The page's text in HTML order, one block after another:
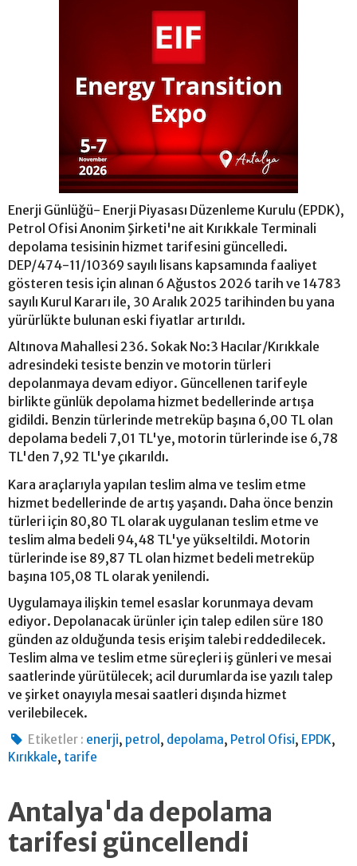
Enerji Günlüğü- Enerji Piyasası Düzenleme Kurulu (EPDK),
Petrol Ofisi Anonim Şirketi'ne ait Kırıkkale Terminali
depolama tesisinin hizmet tarifesini güncelledi.
DEP/474-11/10369 sayılı lisans kapsamında faaliyet
gösteren tesis için alınan 6 Ağustos 2026 tarih ve 14783
sayılı Kurul Kararı ile, 30 Aralık 2025 tarihinden bu yana
yürürlükte bulunan eski fiyatlar artırıldı.
Altınova Mahallesi 236. Sokak No:3 Hacılar/Kırıkkale
adresindeki tesiste benzin ve motorin türleri
depolanmaya devam ediyor. Güncellenen tarifeyle
birlikte günlük depolama hizmet bedellerinde artışa
gidildi. Benzin türlerinde metreküp başına 6,00 TL olan
depolama bedeli 7,01 TL'ye, motorin türlerinde ise 6,78
TL'den 7,92 TL'ye çıkarıldı.
Kara araçlarıyla yapılan teslim alma ve teslim etme
hizmet bedellerinde de artış yaşandı. Daha önce benzin
türleri için 80,80 TL olarak uygulanan teslim etme ve
teslim alma bedeli 94,48 TL'ye yükseltildi. Motorin
türlerinde ise 89,87 TL olan hizmet bedeli metreküp
başına 105,08 TL olarak yenilendi.
Uygulamaya ilişkin temel esaslar korunmaya devam
ediyor. Depolanacak ürünler için talep edilen süre 180
günden az olduğunda tesis erişim talebi reddedilecek.
Teslim alma ve teslim etme süreçleri iş günleri ve mesai
saatlerinde yürütülecek; acil durumlarda ise yazılı talep
ve şirket onayıyla mesai saatleri dışında hizmet
verilebilecek.
Etiketler : enerji, petrol , depolama, Petrol Ofisi, EPDK,
Kırıkkale, tarife
Antalya'da depolama
tarifesi güncellendi